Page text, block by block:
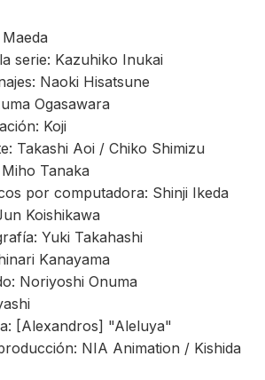
serie: Kazuhiko Inukai
Naoki Hisatsune
Ogasawara
Koji
Takashi Aoi / Chiko Shimizu
Tanaka
por computadora: Shinji Ikeda
Koishikawa
Yuki Takahashi
Kanayama
Noriyoshi Onuma
[Alexandros] "Aleluya"
NIA Animation / Kishida